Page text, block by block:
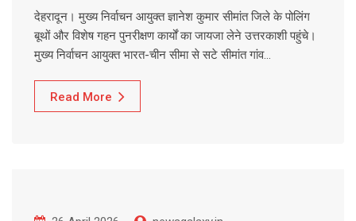
देहरादून। मुख्य निर्वाचन आयुक्त ज्ञानेश कुमार सीमांत जिले के पोलिंग
बूथों और विशेष गहन पुनरीक्षण कार्यों का जायजा लेने उत्तरकाशी पहुंचे।
मुख्य निर्वाचन आयुक्त भारत-चीन सीमा से सटे सीमांत गांव…
Read More